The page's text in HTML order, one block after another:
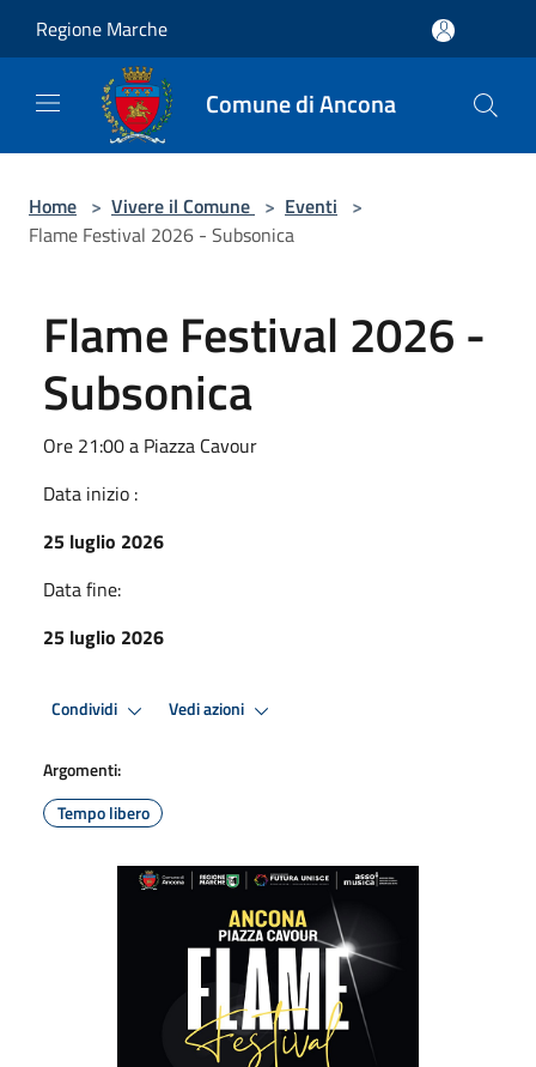
Regione Marche
Comune di Ancona
Home > Vivere il Comune > Eventi >
Flame Festival 2026 - Subsonica
Flame Festival 2026 -
Subsonica
Ore 21:00 a Piazza Cavour
Data inizio :
25 luglio 2026
Data fine:
25 luglio 2026
Condividi Vedi azioni
Argomenti:
Tempo libero